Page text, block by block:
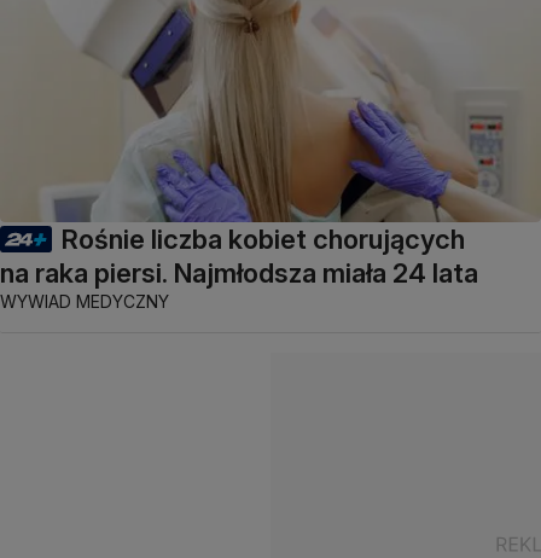
Rośnie liczba kobiet chorujących
na raka piersi. Najmłodsza miała 24 lata
WYWIAD MEDYCZNY